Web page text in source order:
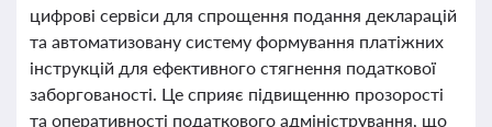
цифрові сервіси для спрощення подання декларацій
та автоматизовану систему формування платіжних
інструкцій для ефективного стягнення податкової
заборгованості. Це сприяє підвищенню прозорості
та оперативності податкового адміністрування, що